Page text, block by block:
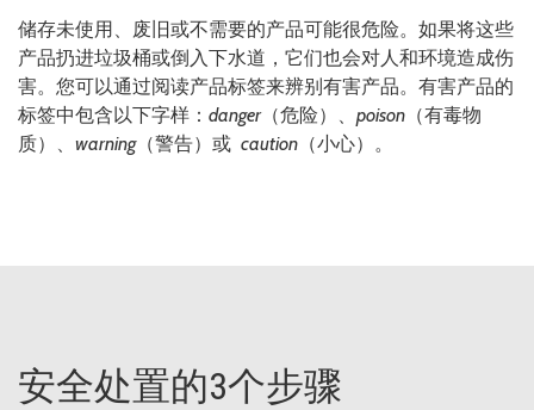
储存未使用、废旧或不需要的产品可能很危险。如果将这些
产品扔进垃圾桶或倒入下水道，它们也会对人和环境造成伤
害。您可以通过阅读产品标签来辨别有害产品。有害产品的
标签中包含以下字样： danger（危险）、 poison （有毒物
质）、 warning（警告）或 caution （小心）。
安全处置的3个步骤